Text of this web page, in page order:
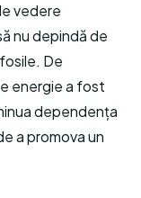
vedere
nu depindă de
De
energie a fost
dependența
a promova un